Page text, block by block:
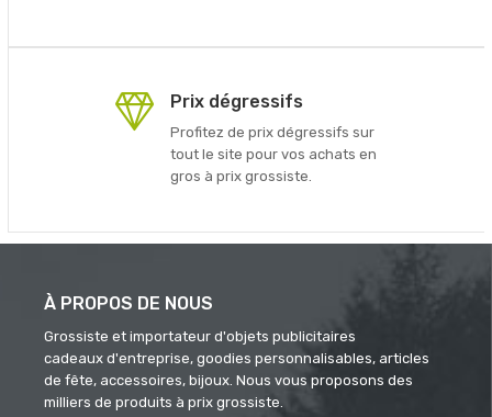
Prix dégressifs
Profitez de prix dégressifs sur
tout le site pour vos achats en
gros à prix grossiste.
À PROPOS DE NOUS
Grossiste et importateur d'objets publicitaires
cadeaux d'entreprise, goodies personnalisables, articles
de fête, accessoires, bijoux. Nous vous proposons des
milliers de produits à prix grossiste.